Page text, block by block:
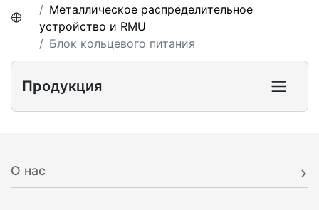
Металлическое распределительное
устройство и RMU
Блок кольцевого питания
Продукция
О нас